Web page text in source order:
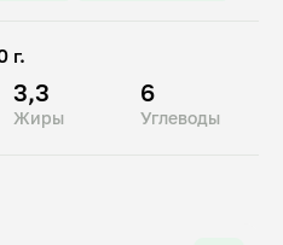
г.
3,3
Жиры
6
Углеводы